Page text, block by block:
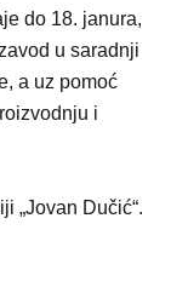
do 18. janura,
u saradnji
a uz pomoć
i
„Jovan Dučić“.